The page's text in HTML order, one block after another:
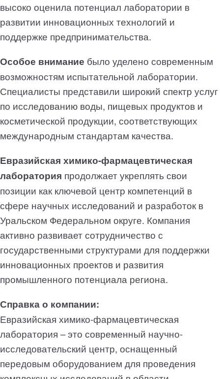
высоко оценила потенциал лаборатории в
развитии инновационных технологий и
поддержке предпринимательства.
Особое внимание было уделено современным
возможностям испытательной лаборатории.
Специалисты представили широкий спектр услуг
по исследованию воды, пищевых продуктов и
косметической продукции, соответствующих
международным стандартам качества.
Евразийская химико-фармацевтическая
лаборатория продолжает укреплять свои
позиции как ключевой центр компетенций в
сфере научных исследований и разработок в
Уральском Федеральном округе. Компания
активно развивает сотрудничество с
государственными структурами для поддержки
инновационных проектов и развития
промышленного потенциала региона.
Справка о компании:
Евразийская химико-фармацевтическая
лаборатория – это современный научно-
исследовательский центр, оснащенный
передовым оборудованием для проведения